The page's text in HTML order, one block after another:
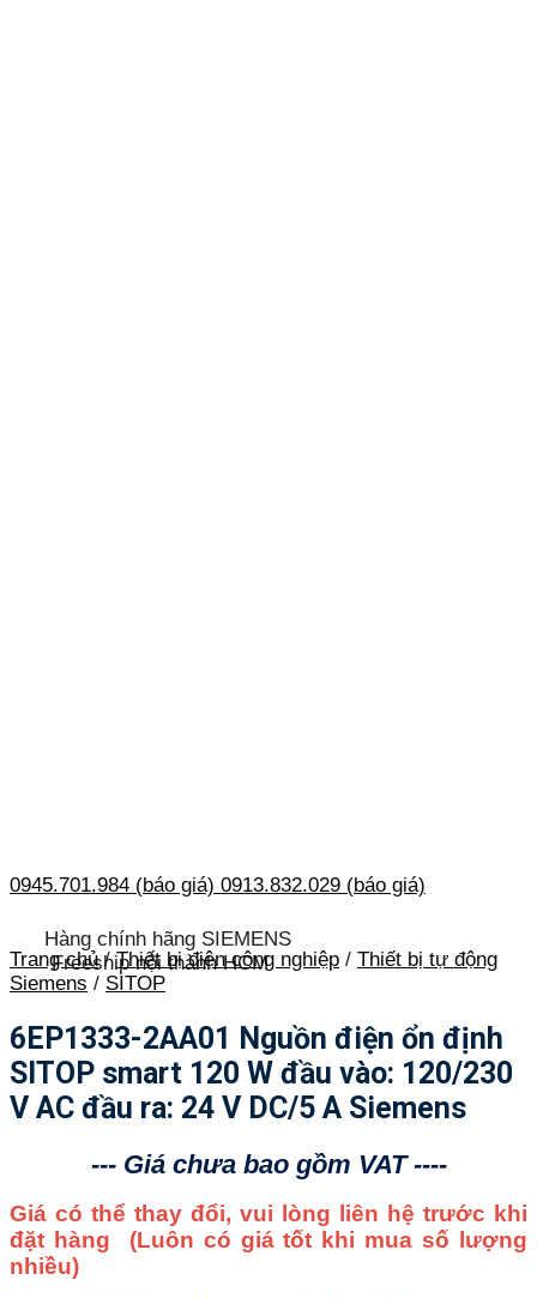
0945.701.984 (báo giá) 0913.832.029 (báo giá)
Hàng chính hãng SIEMENS
Freeship nội thành HCM
Trang chủ / Thiết bị điện công nghiệp / Thiết bị tự động
Siemens / SITOP
6EP1333-2AA01 Nguồn điện ổn định
SITOP smart 120 W đầu vào: 120/230
V AC đầu ra: 24 V DC/5 A Siemens
--- Giá chưa bao gồm VAT ----
Giá có thể thay đổi, vui lòng liên hệ trước khi
đặt hàng (Luôn có giá tốt khi mua số lượng
nhiều)